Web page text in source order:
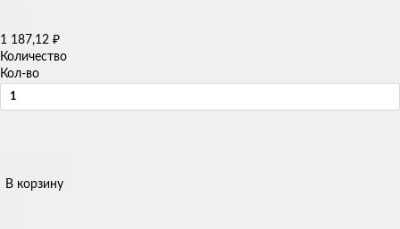
1 187,12 ₽
Количество
Кол-во
В корзину